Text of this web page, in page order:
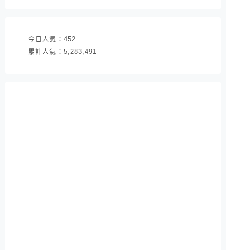
今日人氣： 452
累計人氣： 5,283,491